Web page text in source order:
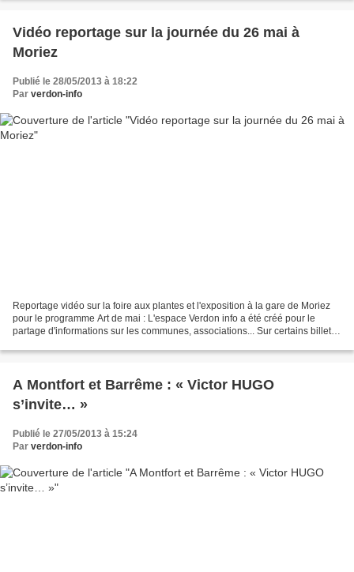
Vidéo reportage sur la journée du 26 mai à
Moriez
Publié le 28/05/2013 à 18:22
Par verdon-info
Reportage vidéo sur la foire aux plantes et l'exposition à la gare de Moriez
pour le programme Art de mai : L'espace Verdon info a été créé pour le
partage d'informations sur les communes, associations... Sur certains billets,
A Montfort et Barrême : « Victor HUGO
s’invite… »
Publié le 27/05/2013 à 15:24
Par verdon-info